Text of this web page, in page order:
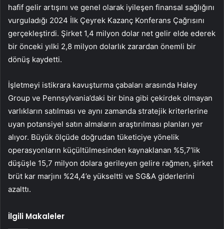
hafif gelir artışını ve genel olarak iyileşen finansal sağlığını
vurguladığı 2024 İlk Çeyrek Kazanç Konferans Çağrısını
gerçekleştirdi. Şirket 1,4 milyon dolar net gelir elde ederek
bir önceki yılki 2,8 milyon dolarlık zarardan önemli bir
dönüş kaydetti.
İşletmeyi istikrara kavuşturma çabaları arasında Haley
Group ve Pennsylvania’daki bir bina gibi çekirdek olmayan
varlıkların satılması ve aynı zamanda stratejik kriterlerine
uyan potansiyel satın almaların araştırılması planları yer
alıyor. Büyük ölçüde doğrudan tüketiciye yönelik
operasyonların küçültülmesinden kaynaklanan %5,7’lik
düşüşle 15,7 milyon dolara gerileyen gelire rağmen, şirket
brüt kar marjını %24,4’e yükseltti ve SG&A giderlerini
azalttı.
İlgili Makaleler